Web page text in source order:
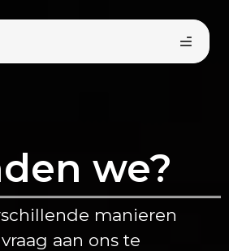
we?
manieren
aan ons te